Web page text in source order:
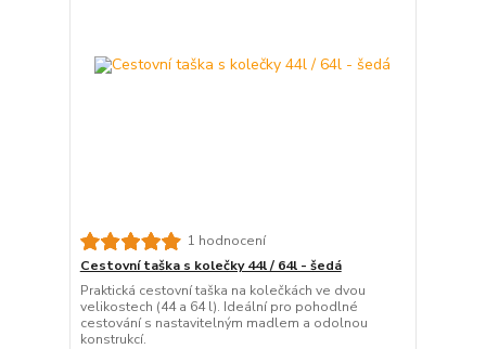
1 hodnocení
Cestovní taška s kolečky 44l / 64l - šedá
Praktická cestovní taška na kolečkách ve dvou
velikostech (44 a 64 l). Ideální pro pohodlné
cestování s nastavitelným madlem a odolnou
konstrukcí.